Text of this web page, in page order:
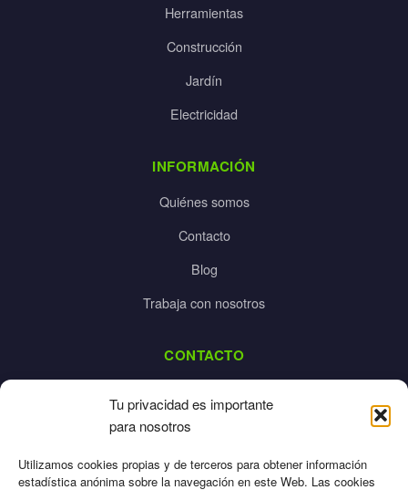
Tu privacidad es importante
para nosotros
Utilizamos cookies propias y de terceros para obtener información
estadística anónima sobre la navegación en este Web. Las cookies
Herramientas
Construcción
Jardín
Electricidad
INFORMACIÓN
Quiénes somos
Contacto
Blog
Trabaja con nosotros
CONTACTO
925 532 213